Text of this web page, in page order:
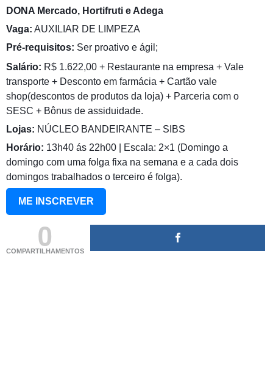
DONA Mercado, Hortifruti e Adega
Vaga: AUXILIAR DE LIMPEZA
Pré-requisitos: Ser proativo e ágil;
Salário: R$ 1.622,00 + Restaurante na empresa + Vale
transporte + Desconto em farmácia + Cartão vale
shop(descontos de produtos da loja) + Parceria com o
SESC + Bônus de assiduidade.
Lojas: NÚCLEO BANDEIRANTE – SIBS
Horário: 13h40 ás 22h00 | Escala: 2×1 (Domingo a
domingo com uma folga fixa na semana e a cada dois
domingos trabalhados o terceiro é folga).
ME INSCREVER
0
COMPARTILHAMENTOS